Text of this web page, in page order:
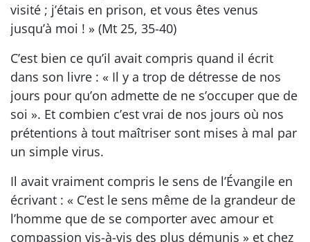
visité ; j’étais en prison, et vous êtes venus
jusqu’à moi ! » (Mt 25, 35-40)
C’est bien ce qu’il avait compris quand il écrit
dans son livre : « Il y a trop de détresse de nos
jours pour qu’on admette de ne s’occuper que de
soi ». Et combien c’est vrai de nos jours où nos
prétentions à tout maîtriser sont mises à mal par
un simple virus.
Il avait vraiment compris le sens de l’Évangile en
écrivant : « C’est le sens même de la grandeur de
l’homme que de se comporter avec amour et
compassion vis-à-vis des plus démunis » et chez